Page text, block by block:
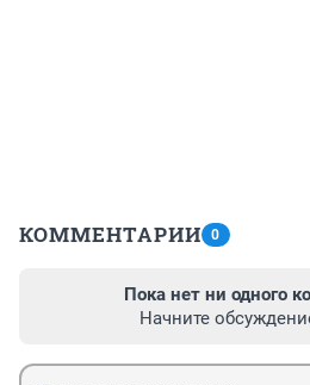
КОММЕНТАРИИ 0
Пока нет ни одного
Начните